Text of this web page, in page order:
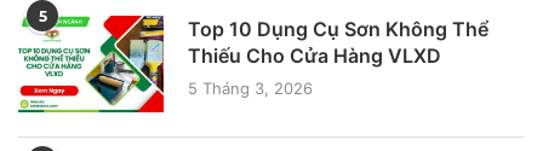
5
Top 10 Dụng Cụ Sơn Không Thể
Thiếu Cho Cửa Hàng VLXD
5 Tháng 3, 2026